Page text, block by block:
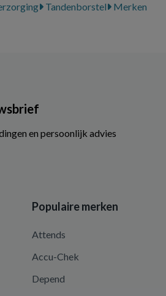
Tandenborstel Merken
en persoonlijk advies
Populaire merken
Attends
Accu-Chek
Depend